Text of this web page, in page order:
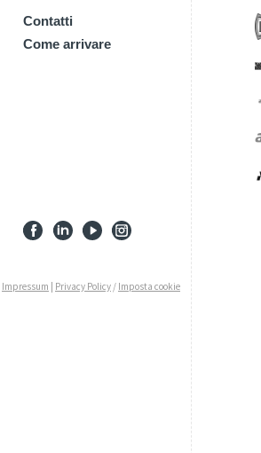
Contatti
Come arrivare
Impressum | Privacy Policy / Imposta cookie